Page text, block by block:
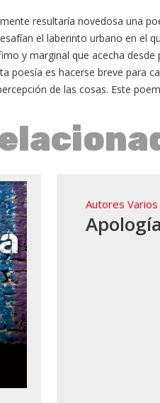
resultaría novedosa una
el laberinto urbano en el
y marginal que acecha
poesía es hacerse breve para
de las cosas. Este
Autores Varios